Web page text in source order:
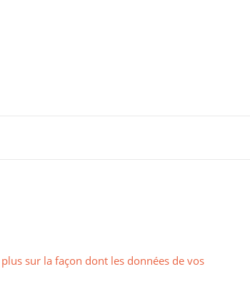
sur la façon dont les données de vos